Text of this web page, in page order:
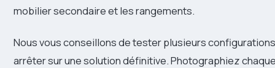
mobilier secondaire et les rangements.
Nous vous conseillons de tester plusieurs
arrêter sur une solution définitive. Photographiez